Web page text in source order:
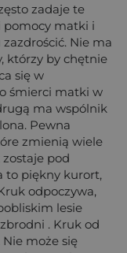
zadaje te
pomocy matki i
Nie ma
którzy by chętnie
się w
śmierci matki w
ma wspólnik
Pewna
zmienią wiele
pod
to piękny kurort,
odpoczywa,
lesie
. Kruk od
Nie może się